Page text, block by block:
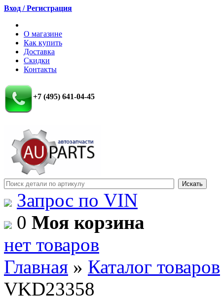
Вход / Регистрация
О магазине
Как купить
Доставка
Скидки
Контакты
+7 (495) 641-04-45
Запрос по VIN
0 Моя корзина
нет товаров
Главная » Каталог товаров
VKD23358